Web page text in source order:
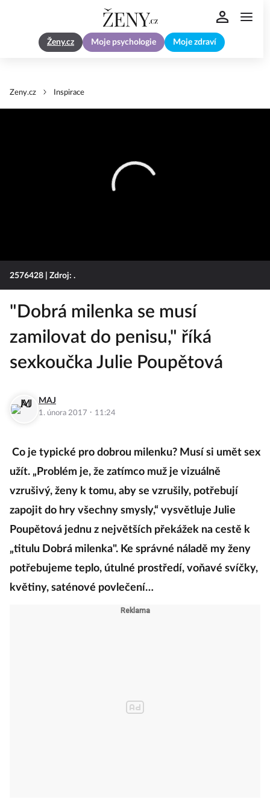
Ženy.cz Moje psychologie Moje zdraví
Zeny.cz Inspirace
2576428 | Zdroj: .
"Dobrá milenka se musí
zamilovat do penisu," říká
sexkoučka Julie Poupětová
MAJ
1. února 2017 · 11:24
Co je typické pro dobrou milenku? Musí si umět sex
užít. „Problém je, že zatímco muž je vizuálně
vzrušivý, ženy k tomu, aby se vzrušily, potřebují
zapojit do hry všechny smysly,“ vysvětluje Julie
Poupětová jednu z největších překážek na cestě k
„titulu Dobrá milenka". Ke správné náladě my ženy
potřebujeme teplo, útulné prostředí, voňavé svíčky,
květiny, saténové povlečení…